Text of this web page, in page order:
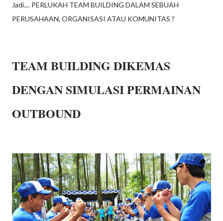
Jadi.... PERLUKAH TEAM BUILDING DALAM SEBUAH
PERUSAHAAN, ORGANISASI ATAU KOMUNITAS ?
TEAM BUILDING DIKEMAS
DENGAN SIMULASI PERMAINAN
OUTBOUND